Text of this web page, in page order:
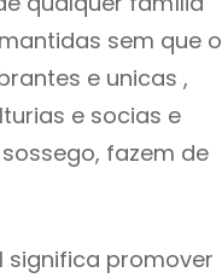
sem que o
e unicas ,
e socias e
fazem de
significa promover